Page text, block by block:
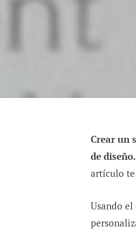
Crear un
de diseño.
artículo te
Usando